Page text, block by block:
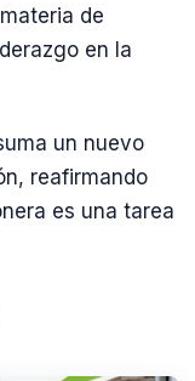
de
en la
un nuevo
reafirmando
es una tarea